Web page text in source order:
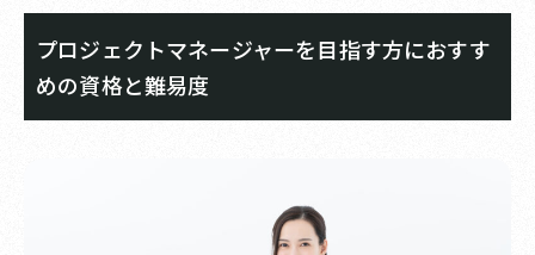
プロジェクトマネージャーを目指す方におすす
めの資格と難易度